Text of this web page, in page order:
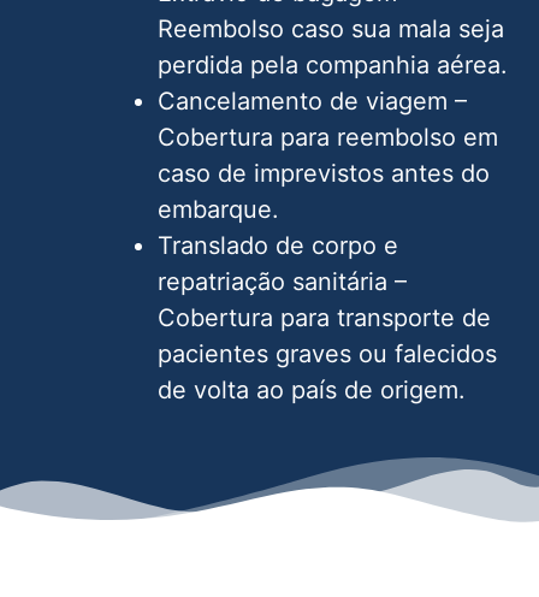
Reembolso caso sua mala seja
perdida pela companhia aérea.
Cancelamento de viagem –
Cobertura para reembolso em
caso de imprevistos antes do
embarque.
Translado de corpo e
repatriação sanitária –
Cobertura para transporte de
pacientes graves ou falecidos
de volta ao país de origem.